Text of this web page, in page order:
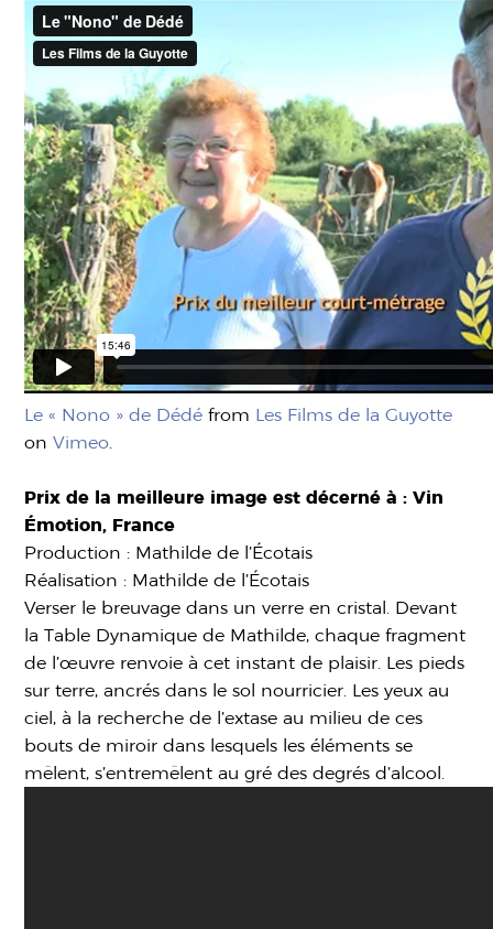
Le « Nono » de Dédé from Les Films de la Guyotte
onVimeo
Prix de la meilleure image est décerné à : Vin
Émotion, France
Production : Mathilde de l’Écotais
Réalisation : Mathilde de l’Écotais
Verser le breuvage dans un verre en cristal. Devant
la Table Dynamique de Mathilde, chaque fragment
de l’œuvre renvoie à cet instant de plaisir. Les pieds
sur terre, ancrés dans le sol nourricier. Les yeux au
ciel, à la recherche de l’extase au milieu de ces
bouts de miroir dans lesquels les éléments se
mêlent, s’entremêlent au gré des degrés d’alcool.